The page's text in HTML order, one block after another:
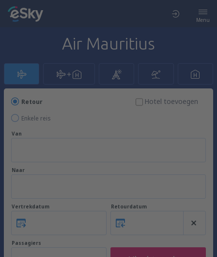
Menu
Air Mauritius
Retour
Enkele reis
Hotel toevoegen
Van
Naar
Vertrekdatum Retourdatum
Passagiers